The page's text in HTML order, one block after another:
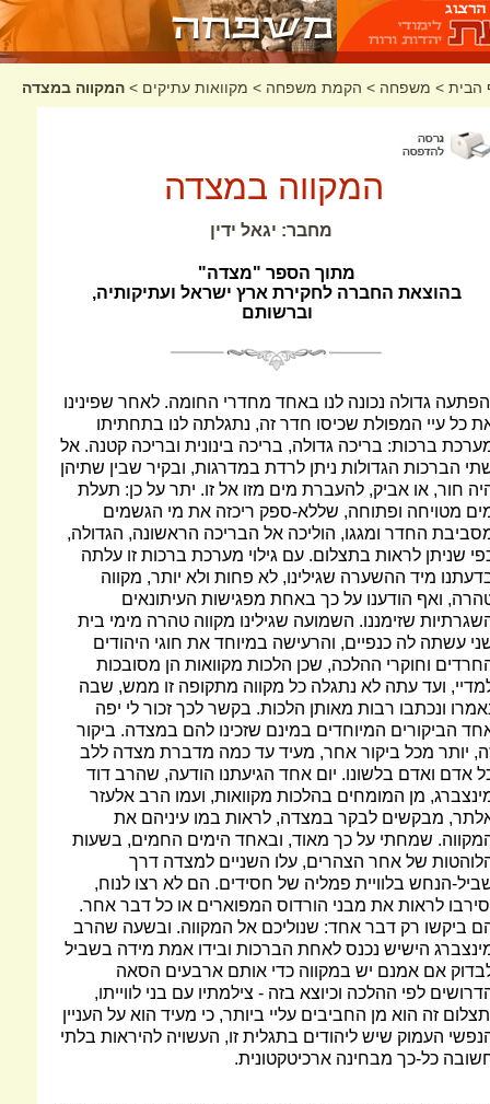
הבית > משפחה > הקמת משפחה > מקוואות עתיקים > המקווה במצדה
המקווה במצדה
מחבר: יגאל ידין
מתוך הספר "מצדה"
בהוצאת החברה לחקירת ארץ ישראל ועתיקותיה,
וברשותם
הפתעה גדולה נכונה לנו באחד מחדרי החומה. לאחר שפינינו
כל עיי המפולת שכיסו חדר זה, נתגלתה לנו בתחתיתו
ברכות: בריכה גדולה, בריכה בינונית ובריכה קטנה. אל
הברכות הגדולות ניתן לרדת במדרגות, ובקיר שבין שתיהן
חור, או אביק, להעברת מים מזו אל זו. יתר על כן: תעלת
מטויחה ופתוחה, שללא-ספק ריכזה את מי הגשמים
החדר ומגגו, הוליכה אל הבריכה הראשונה, הגדולה,
שניתן לראות בתצלום. עם גילוי מערכת ברכות זו עלתה
מיד ההשערה שגילינו, לא פחות ולא יותר, מקווה
ואף הודענו על כך באחת מפגישות העיתונאים
שזימננו. השמועה שגילינו מקווה טהרה מימי בית
עשתה לה כנפיים, והרעישה במיוחד את חוגי היהודים
וחוקרי ההלכה, שכן הלכות מקוואות הן מסובכות
ועד עתה לא נתגלה כל מקווה מתקופה זו ממש, שבה
ונכתבו רבות מאותן הלכות. בקשר לכך זכור לי יפה
הביקורים המיוחדים במינם שזכינו להם במצדה. ביקור
יותר מכל ביקור אחר, מעיד עד כמה מדברת מצדה ללב
אדם ואדם בלשונו. יום אחד הגיעתנו הודעה, שהרב דוד
מן המומחים בהלכות מקוואות, ועמו הרב אלעזר
מבקשים לבקר במצדה, לראות במו עיניהם את
שמחתי על כך מאוד, ובאחד הימים החמים, בשעות
של אחר הצהרים, עלו השניים למצדה דרך
הנחש בלוויית פמליה של חסידים. הם לא רצו לנוח,
לראות את מבני הורדוס המפוארים או כל דבר אחר.
ביקשו רק דבר אחד: שנוליכם אל המקווה. ובשעה שהרב
הישיש נכנס לאחת הברכות ובידו אמת מידה בשביל
אם אמנם יש במקווה כדי אותם ארבעים הסאה
לפי ההלכה וכיוצא בזה - צילמתיו עם בני לווייתו,
זה הוא מן החביבים עליי ביותר, כי מעיד הוא על העניין
העמוק שיש ליהודים בתגלית זו, העשויה להיראות בלתי
כל-כך מבחינה ארכיטקטונית.